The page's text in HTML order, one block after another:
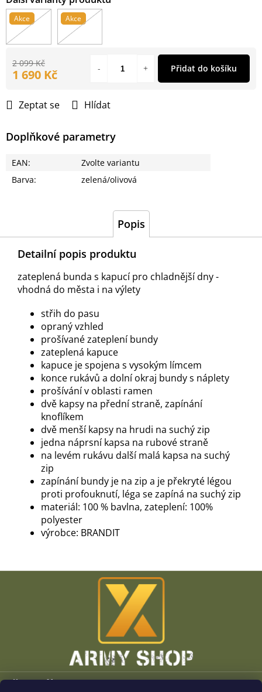
Zeptat se Hlídat
Akce Akce
Doplňkové parametry
EAN:
Zvolte variantu
Barva: zelená/olivová
2 099 Kč
1 690 Kč
cena:
Přidat do košíku
Popis
Detailní popis produktu
zateplená bunda s kapucí pro chladnější dny -
vhodná do města i na výlety
střih do pasu
opraný vzhled
prošívané zateplení bundy
zateplená kapuce
kapuce je spojena s vysokým límcem
konce rukávů a dolní okraj bundy s náplety
prošívání v oblasti ramen
dvě kapsy na přední straně, zapínání
knoflíkem
dvě menší kapsy na hrudi na suchý zip
jedna náprsní kapsa na rubové straně
na levém rukávu další malá kapsa na suchý
zip
zapínání bundy je na zip a je překryté légou
proti profouknutí, léga se zapíná na suchý zip
materiál: 100 % bavlna, zateplení: 100%
polyester
výrobce: BRANDIT
Z
Vše o nákupu